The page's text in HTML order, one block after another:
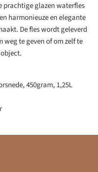
prachtige glazen waterfles
harmonieuze en elegante
De fles wordt geleverd
te geven of om zelf te
450gram, 1,25L